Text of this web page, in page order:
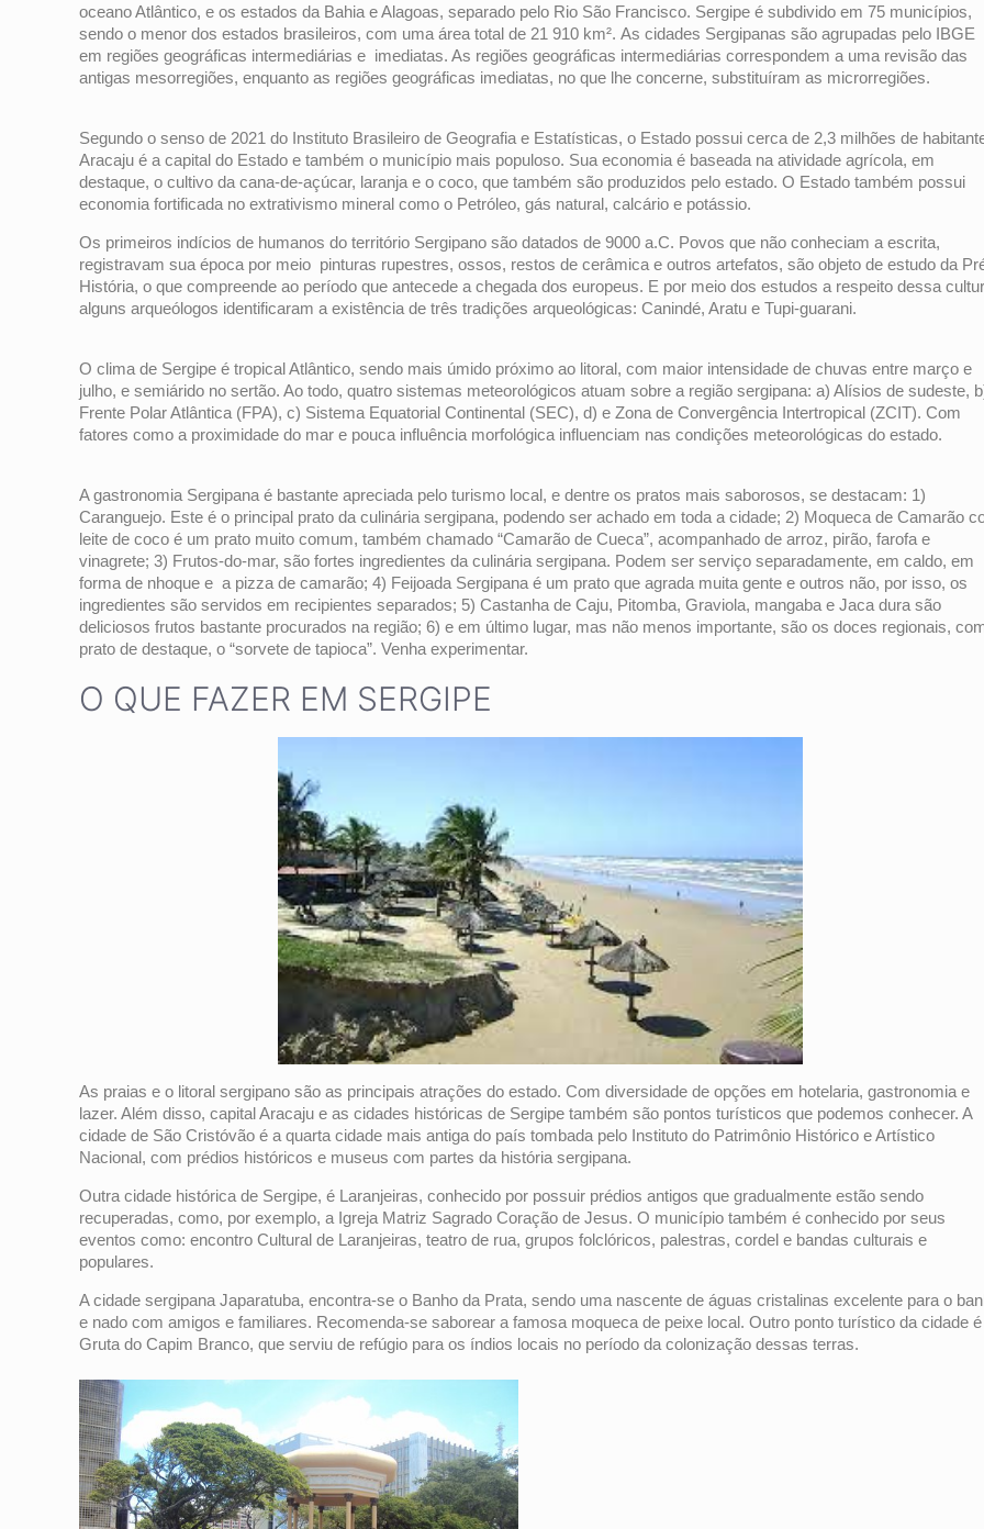
oceano Atlântico, e os estados da Bahia e Alagoas, separado pelo Rio São Francisco. Sergipe é subdivido em 75 municípios,
sendo o menor dos estados brasileiros, com uma área total de 21 910 km². As cidades Sergipanas são agrupadas pelo IBGE
em regiões geográficas intermediárias e imediatas. As regiões geográficas intermediárias correspondem a uma revisão das
antigas mesorregiões, enquanto as regiões geográficas imediatas, no que lhe concerne, substituíram as microrregiões.
Segundo o senso de 2021 do Instituto Brasileiro de Geografia e Estatísticas, o Estado possui cerca de 2,3 milhões de
Aracaju é a capital do Estado e também o município mais populoso. Sua economia é baseada na atividade agrícola, em
destaque, o cultivo da cana-de-açúcar, laranja e o coco, que também são produzidos pelo estado. O Estado também possui
economia fortificada no extrativismo mineral como o Petróleo, gás natural, calcário e potássio.
Os primeiros indícios de humanos do território Sergipano são datados de 9000 a.C. Povos que não conheciam a escrita,
registravam sua época por meio pinturas rupestres, ossos, restos de cerâmica e outros artefatos, são objeto de estudo da
História, o que compreende ao período que antecede a chegada dos europeus. E por meio dos estudos a respeito dessa
alguns arqueólogos identificaram a existência de três tradições arqueológicas: Canindé, Aratu e Tupi-guarani.
O clima de Sergipe é tropical Atlântico, sendo mais úmido próximo ao litoral, com maior intensidade de chuvas entre março e
julho, e semiárido no sertão. Ao todo, quatro sistemas meteorológicos atuam sobre a região sergipana: a) Alísios de sudeste,
Frente Polar Atlântica (FPA), c) Sistema Equatorial Continental (SEC), d) e Zona de Convergência Intertropical (ZCIT). Com
fatores como a proximidade do mar e pouca influência morfológica influenciam nas condições meteorológicas do estado.
A gastronomia Sergipana é bastante apreciada pelo turismo local, e dentre os pratos mais saborosos, se destacam: 1)
Caranguejo. Este é o principal prato da culinária sergipana, podendo ser achado em toda a cidade; 2) Moqueca de Camarão
leite de coco é um prato muito comum, também chamado “Camarão de Cueca”, acompanhado de arroz, pirão, farofa e
vinagrete; 3) Frutos-do-mar, são fortes ingredientes da culinária sergipana. Podem ser serviço separadamente, em caldo, em
forma de nhoque e a pizza de camarão; 4) Feijoada Sergipana é um prato que agrada muita gente e outros não, por isso, os
ingredientes são servidos em recipientes separados; 5) Castanha de Caju, Pitomba, Graviola, mangaba e Jaca dura são
deliciosos frutos bastante procurados na região; 6) e em último lugar, mas não menos importante, são os doces regionais,
prato de destaque, o “sorvete de tapioca”. Venha experimentar.
O QUE FAZER EM SERGIPE
As praias e o litoral sergipano são as principais atrações do estado. Com diversidade de opções em hotelaria, gastronomia e
lazer. Além disso, capital Aracaju e as cidades históricas de Sergipe também são pontos turísticos que podemos conhecer. A
cidade de São Cristóvão é a quarta cidade mais antiga do país tombada pelo Instituto do Patrimônio Histórico e Artístico
Nacional, com prédios históricos e museus com partes da história sergipana.
Outra cidade histórica de Sergipe, é Laranjeiras, conhecido por possuir prédios antigos que gradualmente estão sendo
recuperadas, como, por exemplo, a Igreja Matriz Sagrado Coração de Jesus. O município também é conhecido por seus
eventos como: encontro Cultural de Laranjeiras, teatro de rua, grupos folclóricos, palestras, cordel e bandas culturais e
populares.
A cidade sergipana Japaratuba, encontra-se o Banho da Prata, sendo uma nascente de águas cristalinas excelente para o
e nado com amigos e familiares. Recomenda-se saborear a famosa moqueca de peixe local. Outro ponto turístico da cidade
Gruta do Capim Branco, que serviu de refúgio para os índios locais no período da colonização dessas terras.